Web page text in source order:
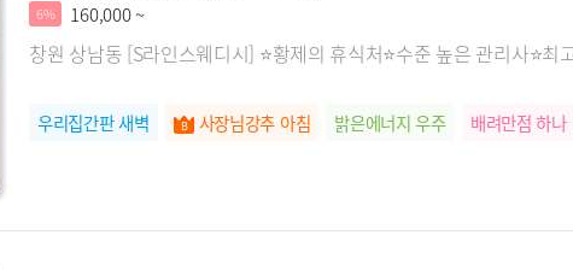
6% 160,000 ~
창원 상남동 [S라인스웨디시] ⭐황제의 휴식처⭐수준 높은 관리사⭐최
우리집간판 새벽 사장님강추 아침 밝은에너지 우주 배려만점 하나